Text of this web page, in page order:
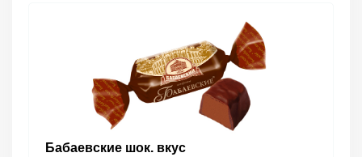
Бабаевские шок. вкус